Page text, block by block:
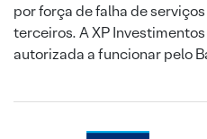
por força de falha de
terceiros. A XP
autorizada a funcionar pelo